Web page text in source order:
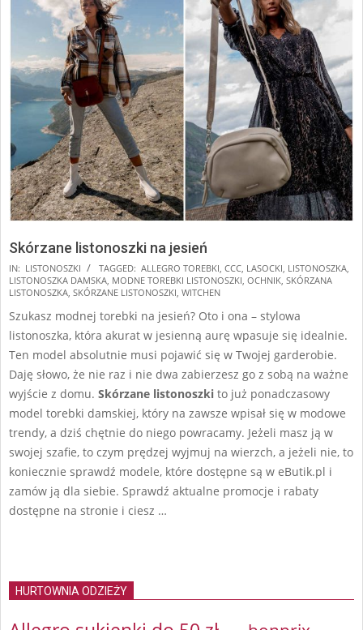
Skórzane listonoszki na jesień
2024-
11-
IN: LISTONOSZKI TAGGED: ALLEGRO TOREBKI CCC LASOCKI LISTONOSZKA
LISTONOSZKA DAMSKA MODNE TOREBKI LISTONOSZKI OCHNIK SKÓRZANA
LISTONOSZKA SKÓRZANE LISTONOSZKI WITCHEN
Szukasz modnej torebki na jesień? Oto i ona – stylowa
listonoszka, która akurat w jesienną aurę wpasuje się idealnie.
Ten model absolutnie musi pojawić się w Twojej garderobie.
Daję słowo, że nie raz i nie dwa zabierzesz go z sobą na ważne
wyjście z domu. Skórzane listonoszki to już ponadczasowy
model torebki damskiej, który na zawsze wpisał się w modowe
trendy, a dziś chętnie do niego powracamy. Jeżeli masz ją w
swojej szafie, to czym prędzej wyjmuj na wierzch, a jeżeli nie, to
koniecznie sprawdź modele, które dostępne są w eButik.pl i
zamów ją dla siebie. Sprawdź aktualne promocje i rabaty
dostępne na stronie i ciesz …
HURTOWNIA ODZIEŻY